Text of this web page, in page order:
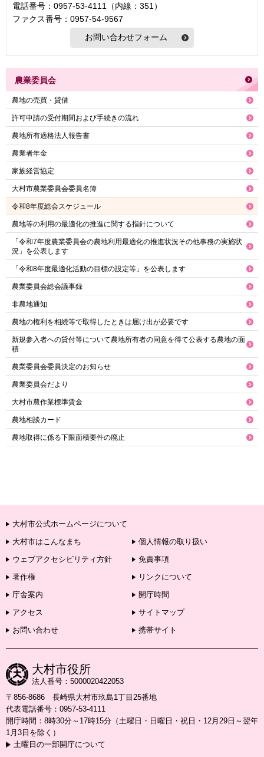
電話番号：0957-53-4111（内線：351）
ファクス番号：0957-54-9567
農業委員会
農地の売買・貸借
許可申請の受付期間および手続きの流れ
農地所有適格法人報告書
農業者年金
家族経営協定
大村市農業委員会委員名簿
令和8年度総会スケジュール
農地等の利用の最適化の推進に関する指針について
「令和7年度農業委員会の農地利用最適化の推進状況その他事務の実施状
況」を公表します
「令和8年度最適化活動の目標の設定等」を公表します
農業委員会総会議事録
非農地通知
農地の権利を相続等で取得したときは届け出が必要です
新規参入者への貸付等について農地所有者の同意を得て公表する農地の面
積
農業委員会委員決定のお知らせ
農業委員会だより
大村市農作業標準賃金
農地相談カード
農地取得に係る下限面積要件の廃止
大村市公式ホームページについて
大村市はこんなまち
個人情報の取り扱い
ウェブアクセシビリティ方針
免責事項
著作権
リンクについて
庁舎案内
開庁時間
アクセス
サイトマップ
お問い合わせ
携帯サイト
大村市役所
法人番号：5000020422053
〒856-8686 長崎県大村市玖島1丁目25番地
代表電話番号：0957-53-4111
開庁時間：8時30分～17時15分（土曜日・日曜日・祝日・12月29日～翌年
1月3日を除く）
土曜日の一部開庁について